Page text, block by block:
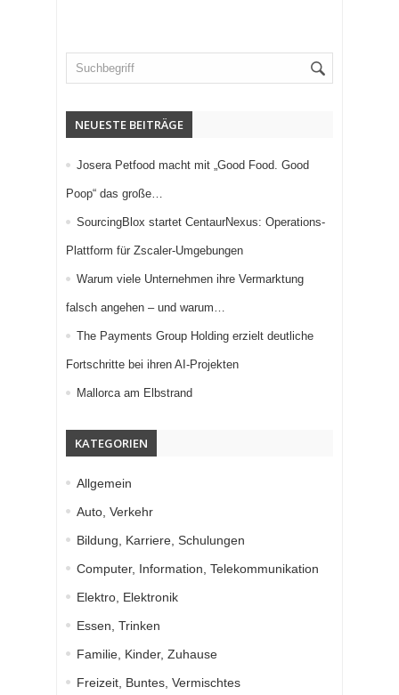
NEUESTE BEITRÄGE
Josera Petfood macht mit „Good Food. Good
Poop“ das große…
SourcingBlox startet CentaurNexus: Operations-
Plattform für Zscaler-Umgebungen
Warum viele Unternehmen ihre Vermarktung
falsch angehen – und warum…
The Payments Group Holding erzielt deutliche
Fortschritte bei ihren AI-Projekten
Mallorca am Elbstrand
KATEGORIEN
Allgemein
Auto, Verkehr
Bildung, Karriere, Schulungen
Computer, Information, Telekommunikation
Elektro, Elektronik
Essen, Trinken
Familie, Kinder, Zuhause
Freizeit, Buntes, Vermischtes